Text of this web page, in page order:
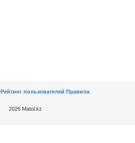
Рейтинг пользователей Правила
2026 Matol.kz